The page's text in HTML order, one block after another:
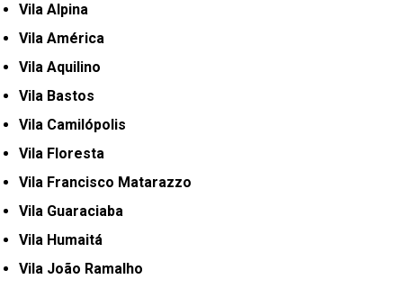
Vila Alpina
Vila América
Vila Aquilino
Vila Bastos
Vila Camilópolis
Vila Floresta
Vila Francisco Matarazzo
Vila Guaraciaba
Vila Humaitá
Vila João Ramalho